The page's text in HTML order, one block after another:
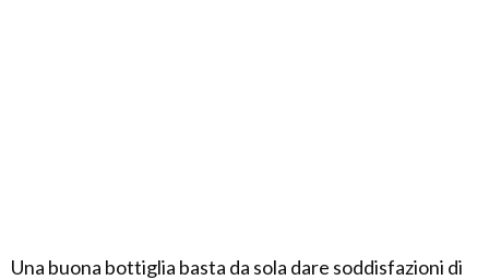
Una buona bottiglia basta da sola dare soddisfazioni di